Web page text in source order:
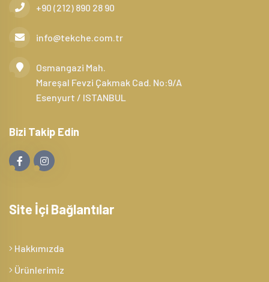
+90 (212) 890 28 90
info@tekche.com.tr
Osmangazi Mah.
Mareşal Fevzi Çakmak Cad. No:9/A
Esenyurt / ISTANBUL
Bizi Takip Edin
Site İçi Bağlantılar
Hakkımızda
Ürünlerimiz